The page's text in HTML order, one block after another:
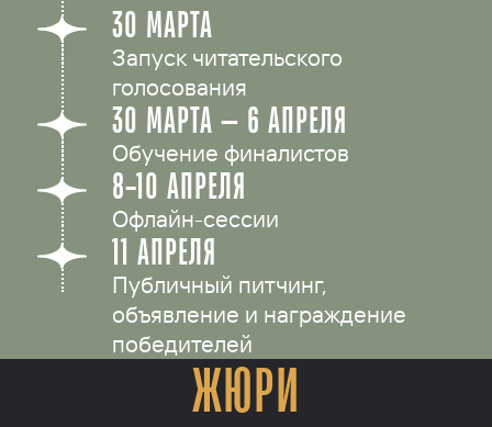
30 МАРТА
Запуск читательского
голосования
30 МАРТА — 6 АПРЕЛЯ
Обучение финалистов
8–10 АПРЕЛЯ
Офлайн-сессии
11 АПРЕЛЯ
Публичный питчинг,
объявление и награждение
победителей
ЖЮРИ